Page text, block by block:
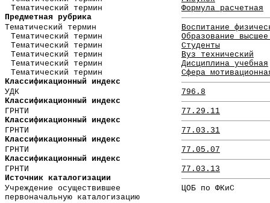
Тематический термин
Формула расчетная
Предметная рубрика
Тематический термин
Воспитание
Тематический термин
Образование
Тематический термин
Студенты
Тематический термин
Вуз технический
Тематический термин
Дисциплина учебная
Тематический термин
Сфера
Классификационный индекс
УДК
796.8
Классификационный индекс
ГРНТИ
77.29.11
Классификационный индекс
ГРНТИ
77.03.31
Классификационный индекс
ГРНТИ
77.05.07
Классификационный индекс
ГРНТИ
77.03.13
Источник каталогизации
Учреждение осуществившее
первоначальную каталогизацию
ЦОБ по ФКиС